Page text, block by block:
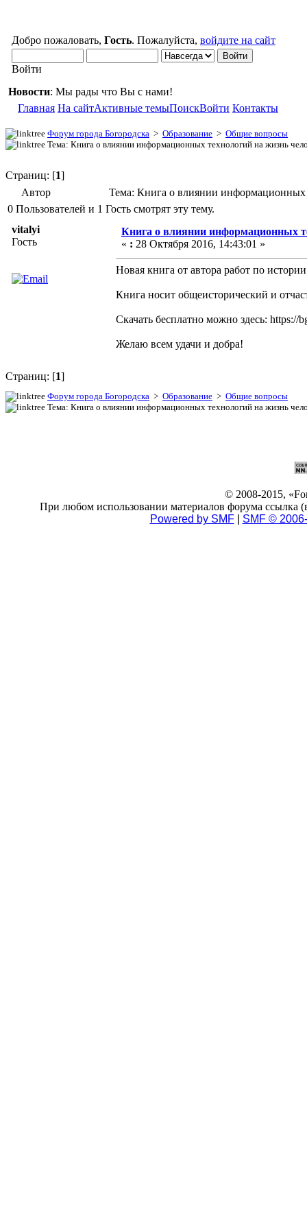
Добро пожаловать, Гость. Пожалуйста, войдите на сайт
Войти
Новости: Мы рады что Вы с нами!
Главная На сайтАктивные темыПоискВойти Контакты
Форум города Богородска > Образование > Общие вопросы
Тема: Книга о влиянии информационных технологий на жизнь
Страниц: [1]
Автор
Тема: Книга о влиянии информационных
0 Пользователей и 1 Гость смотрят эту тему.
vitalyi
Гость
Книга о влиянии информационных
« : 28 Октября 2016, 14:43:01 »
Новая книга от автора работ по
Книга носит общеисторический и
Скачать бесплатно можно здесь: https://
Желаю всем удачи и добра!
Страниц: [1]
Форум города Богородска > Образование > Общие вопросы
Тема: Книга о влиянии информационных технологий на жизнь
© 2008-2015,
При любом использовании материалов форума ссылка
Powered by SMF| SMF ©